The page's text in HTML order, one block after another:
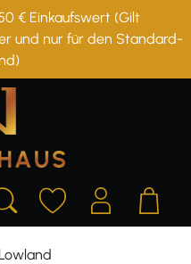
€ Einkaufswert (Gilt
und nur für den Standard-
Lowland